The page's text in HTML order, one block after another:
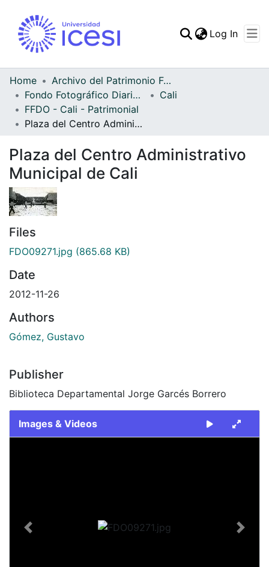
Statistics
Log In
Home
Archivo del Patrimonio Fotográfico y Fílmico del Valle del Cauca
Fondo Fotográfico Diario Occidente
Cali
FFDO - Cali - Patrimonial
Plaza del Centro Administrativo Municipal de Cali
Plaza del Centro Administrativo
Municipal de Cali
Files
FDO09271.jpg (865.68 KB)
Date
2012-11-26
Authors
Gómez, Gustavo
Publisher
Biblioteca Departamental Jorge Garcés Borrero
Images & Videos
Previous Next